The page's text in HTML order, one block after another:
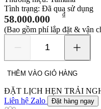
Tình trạng: Đã qua sử dụng
58.000.000 ₫
(Bao gồm phí lắp đặt & vận
CVP-
609GP
số
lượng
THÊM VÀO GIỎ HÀNG
ĐẶT LỊCH HẸN TRẢI
Liên hệ Zalo
Đặt hàng ngay